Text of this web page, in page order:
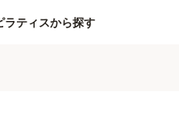
ラティスから探す